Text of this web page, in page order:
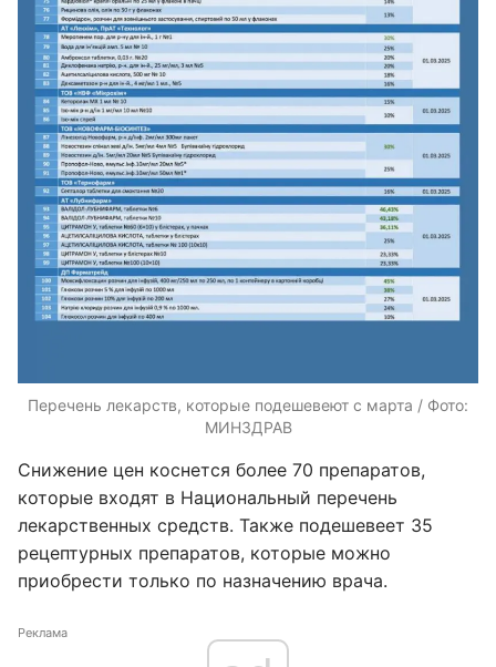
Перечень лекарств, которые подешевеют с марта / Фото:
МИНЗДРАВ
Снижение цен коснется более 70 препаратов,
которые входят в Национальный перечень
лекарственных средств. Также подешевеет 35
рецептурных препаратов, которые можно
приобрести только по назначению врача.
Реклама